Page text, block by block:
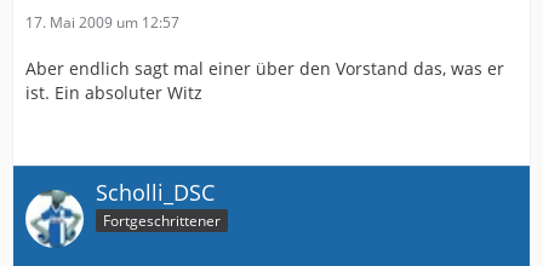
17. Mai 2009 um 12:57
Aber endlich sagt mal einer über den Vorstand das, was er
ist. Ein absoluter Witz
Scholli_DSC
Fortgeschrittener